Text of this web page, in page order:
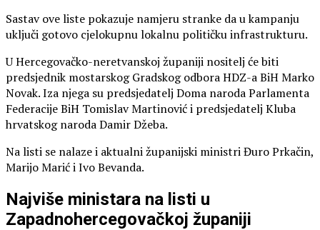
Sastav ove liste pokazuje namjeru stranke da u kampanju
uključi gotovo cjelokupnu lokalnu političku infrastrukturu.
U Hercegovačko-neretvanskoj županiji nositelj će biti
predsjednik mostarskog Gradskog odbora HDZ-a BiH Marko
Novak. Iza njega su predsjedatelj Doma naroda Parlamenta
Federacije BiH Tomislav Martinović i predsjedatelj Kluba
hrvatskog naroda Damir Džeba.
Na listi se nalaze i aktualni županijski ministri Đuro Prkačin,
Marijo Marić i Ivo Bevanda.
Najviše ministara na listi u
Zapadnohercegovačkoj županiji